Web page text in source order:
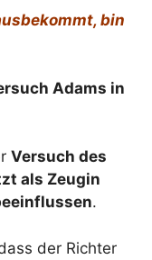
bin
Adams in
Versuch des
als Zeugin
.
der Richter